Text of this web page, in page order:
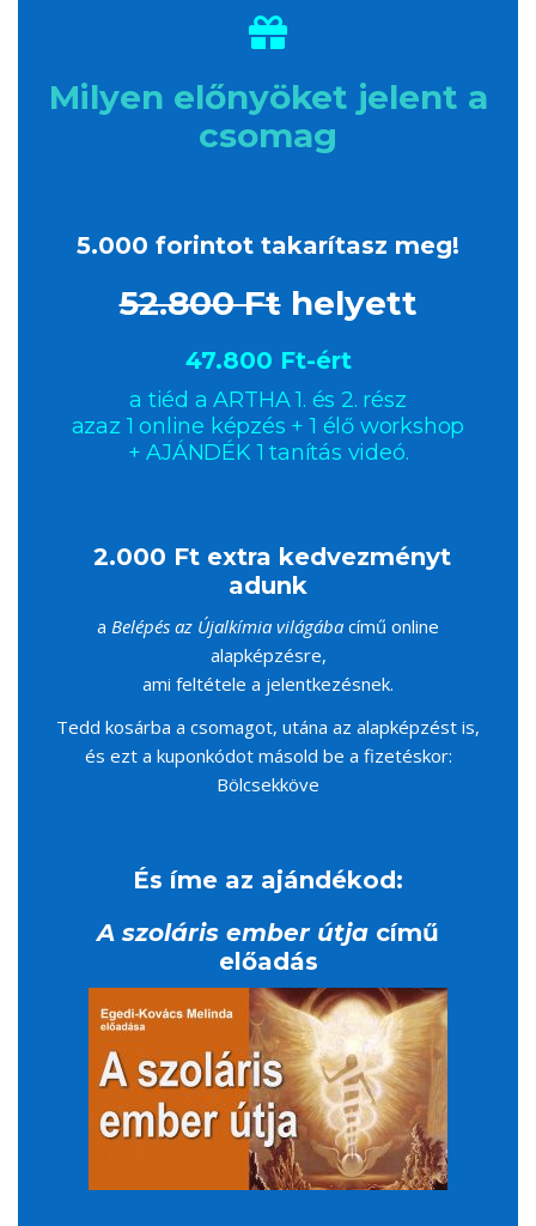
Milyen előnyöket jelent a
csomag
5.000 forintot takarítasz meg!
52.800 Fthelyett
47.800 Ft-ért
a tiéd a ARTHA 1. és 2. rész
azaz 1 online képzés + 1 élő workshop
+ AJÁNDÉK 1 tanítás videó.
2.000 Ft extra kedvezményt
adunk
a Belépés az Újalkímia világába című online
alapképzésre,
ami feltétele a jelentkezésnek.
Tedd kosárba a csomagot, utána az alapképzést is,
és ezt a kuponkódot másold be a fizetéskor:
Bölcsekköve
És íme az ajándékod:
A szoláris ember útja című
előadás